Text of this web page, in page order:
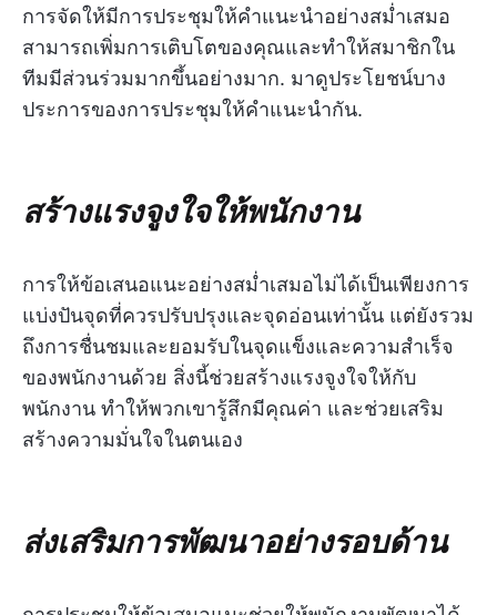
การจัดให้มีการประชุมให้คำแนะนำอย่างสม่ำเสมอ
สามารถเพิ่มการเติบโตของคุณและทำให้สมาชิกใน
ทีมมีส่วนร่วมมากขึ้นอย่างมาก. มาดูประโยชน์บาง
ประการของการประชุมให้คำแนะนำกัน.
สร้างแรงจูงใจให้พนักงาน
การให้ข้อเสนอแนะอย่างสม่ำเสมอไม่ได้เป็นเพียงการ
แบ่งปันจุดที่ควรปรับปรุงและจุดอ่อนเท่านั้น แต่ยังรวม
ถึงการชื่นชมและยอมรับในจุดแข็งและความสำเร็จ
ของพนักงานด้วย สิ่งนี้ช่วยสร้างแรงจูงใจให้กับ
พนักงาน ทำให้พวกเขารู้สึกมีคุณค่า และช่วยเสริม
สร้างความมั่นใจในตนเอง
ส่งเสริมการพัฒนาอย่างรอบด้าน